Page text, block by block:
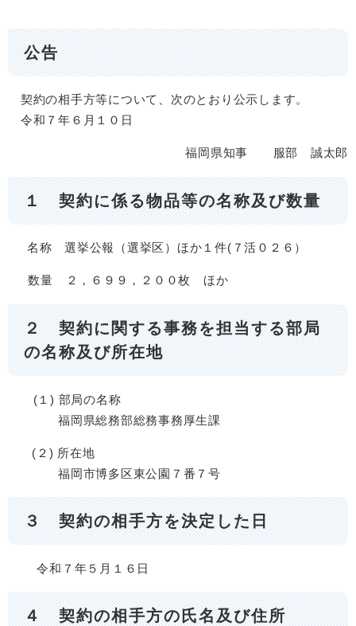
公告
契約の相手方等について、次のとおり公示します。
令和７年６月１０日
福岡県知事 服部 誠太郎
１ 契約に係る物品等の名称及び数量
名称 選挙公報（選挙区）ほか１件(７活０２６）
数量 ２，６９９，２００枚 ほか
​２ 契約に関する事務を担当する部局
の名称及び所在地
(１) 部局の名称
福岡県総務部総務事務厚生課
(２) 所在地
福岡市博多区東公園７番７号
３ 契約の相手方を決定した日
令和７年５月１６日
４ 契約の相手方の氏名及び住所